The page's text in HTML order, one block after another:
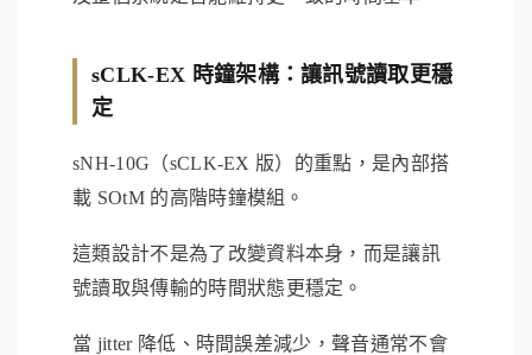
sCLK-EX 時鐘架構：讓訊號讀取更穩
定
sNH-10G（sCLK-EX 版）的重點，是內部搭
載 SOtM 的高階時鐘模組。
這類設計不是為了改變資料本身，而是讓訊
號讀取與傳輸的時間狀態更穩定。
當 jitter 降低、時間誤差減少，聲音通常不會